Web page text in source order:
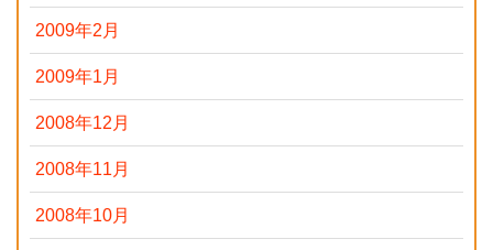
2009年2月
2009年1月
2008年12月
2008年11月
2008年10月